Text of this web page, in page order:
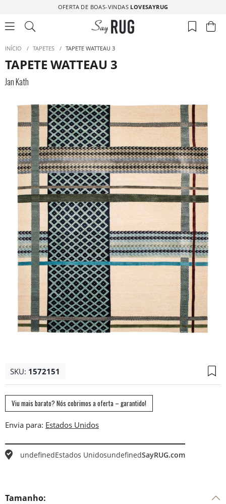
OFERTA DE BOAS-VINDAS LOVESAYRUG
INÍCIO / TAPETES / TAPETE WATTEAU 3
TAPETE WATTEAU 3
Jan Kath
SKU: 1572151
Viu mais barato? Nós cobrimos a oferta – garantido!
Envia para:
undefinedEstados UnidosundefinedSayRUG.com
Tamanho: